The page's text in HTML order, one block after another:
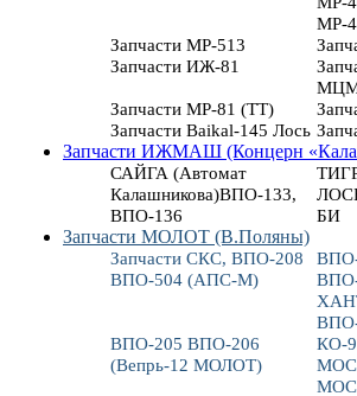
МР-
Запчасти МР-513
Запчасти ИЖ-81
Запчасти МР-81 (ТТ)
Запчасти Baikal-145 Лось
Запчасти ИЖМАШ (Концерн
САЙГА (Автомат
Калашникова)ВПО-133,
ВПО-136
БИ
Запчасти МОЛОТ (В.Поляны)
Запчасти СКС, ВПО-208
ВПО-504 (АПС-М)
ВПО-205 ВПО-206
(Вепрь-12 МОЛОТ)
КО-